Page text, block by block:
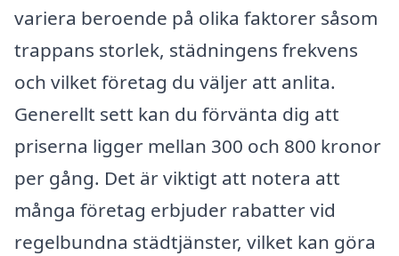
variera beroende på olika faktorer såsom
trappans storlek, städningens frekvens
och vilket företag du väljer att anlita.
Generellt sett kan du förvänta dig att
priserna ligger mellan 300 och 800 kronor
per gång. Det är viktigt att notera att
många företag erbjuder rabatter vid
regelbundna städtjänster, vilket kan göra